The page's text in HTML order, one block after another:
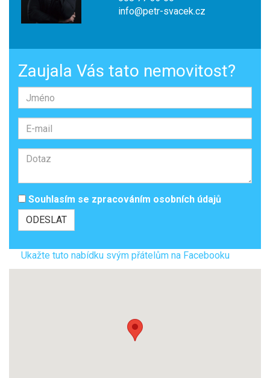
info@petr-svacek.cz
Zaujala Vás tato nemovitost?
Souhlasím se zpracováním osobních údajů
Ukažte tuto nabídku svým přátelům na Facebooku